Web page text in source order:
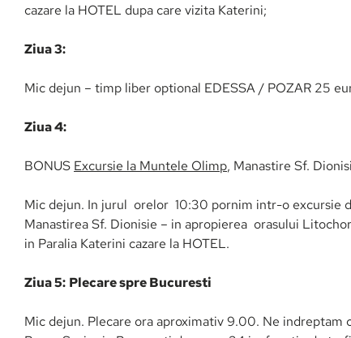
cazare la HOTEL dupa care vizita Katerini;
Ziua 3:
Mic dejun – timp liber optional EDESSA / POZAR 25
Ziua 4:
BONUS Excursie la Muntele Olimp, Manastire Sf.
Mic dejun. In jurul orelor 10:30 pornim intr-o
Manastirea Sf. Dionisie – in apropierea orasului
in Paralia Katerini cazare la HOTEL.
Ziua 5: Plecare spre Bucuresti
Mic dejun. Plecare ora aproximativ 9.00. Ne